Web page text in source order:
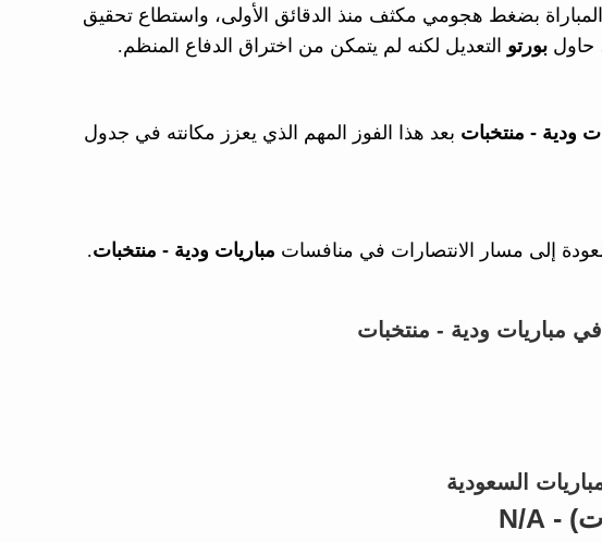
المباراة بضغط هجومي مكثف منذ الدقائق الأولى، واستطاع تحقيق
حاول بورتو التعديل لكنه لم يتمكن من اختراق الدفاع المنظم.
ودية - منتخبات بعد هذا الفوز المهم الذي يعزز مكانته في جدول
إلى مسار الانتصارات في منافسات مباريات ودية - منتخبات.
مباريات ودية - منتخبات
السعودية